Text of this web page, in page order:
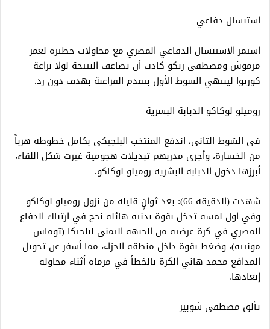
استبسال دفاعي
​استمر الاستبسال الدفاعي المصري مع محاولات خطيرة لعمر
مرموش ومصطفى زيكو كادت أن تضاعف النتيجة لولا براعة
كورتوا لينتهي الشوط الأول بتقدم الفراعنة بهدف دون رد.
​روميلو لوكاكو الدبابة البشرية
​في الشوط الثاني، اندفع المنتخب البلجيكي بكامل خطوطه هرباً
من الخسارة، وأجرى مدربهم تبديلات هجومية غيرت شكل اللقاء،
أبرزها دخول الدبابة البشرية روميلو لوكاكو.
​شهدت (الدقيقة 66): بعد ثوانٍ قليلة من نزول روميلو لوكاكو
وفي اول لمسه تدخل بقوة بدنية هائلة نجح في ارتباك الدفاع
المصري في كرة عرضية من الجبهة اليمنى لبلجيكا (توماس
مونييه)، وضغط بقوة داخل منطقة الجزاء، مما أسفر عن تحويل
المدافع محمد هاني الكرة بالخطأ في مرماه أثناء محاولة
إبعادها.
تألق مصطفى شوبير